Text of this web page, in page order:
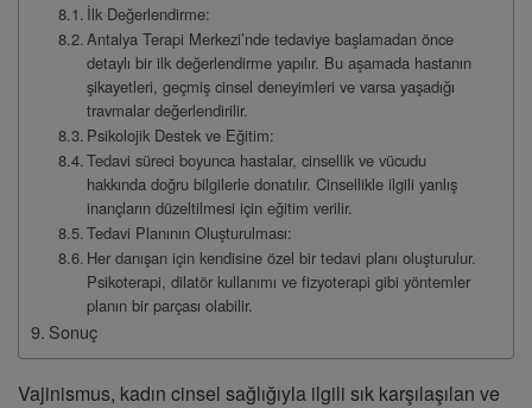
İlk Değerlendirme:
Antalya Terapi Merkezi’nde tedaviye başlamadan önce
detaylı bir ilk değerlendirme yapılır. Bu aşamada hastanın
şikayetleri, geçmiş cinsel deneyimleri ve varsa yaşadığı
travmalar değerlendirilir.
Psikolojik Destek ve Eğitim:
Tedavi süreci boyunca hastalar, cinsellik ve vücudu
hakkında doğru bilgilerle donatılır. Cinsellikle ilgili yanlış
inançların düzeltilmesi için eğitim verilir.
Tedavi Planının Oluşturulması:
Her danışan için kendisine özel bir tedavi planı oluşturulur.
Psikoterapi, dilatör kullanımı ve fizyoterapi gibi yöntemler
planın bir parçası olabilir.
Sonuç
Vajinismus, kadın cinsel sağlığıyla ilgili sık karşılaşılan ve